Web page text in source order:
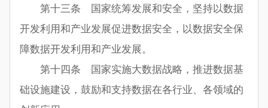
第十三条 国家统筹发展和安全，坚持以数据
开发利用和产业发展促进数据安全，以数据安全保
障数据开发利用和产业发展。
第十四条 国家实施大数据战略，推进数据基
础设施建设，鼓励和支持数据在各行业、各领域的